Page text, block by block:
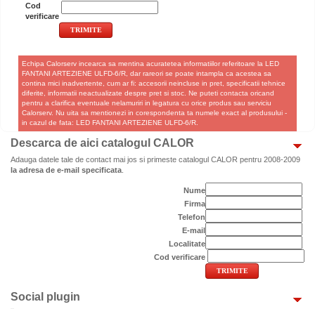
Cod
verificare
Echipa Calorserv incearca sa mentina acuratetea informatiilor referitoare la LED
FANTANI ARTEZIENE ULFD-6/R, dar rareori se poate intampla ca acestea sa
contina mici inadvertente, cum ar fi: accesorii neincluse in pret, specificatii tehnice
diferite, informatii neactualizate despre pret si stoc. Ne puteti contacta oricand
pentru a clarifica eventuale nelamuriri in legatura cu orice produs sau serviciu
Calorserv. Nu uita sa mentionezi in corespondenta ta numele exact al produsului -
in cazul de fata: LED FANTANI ARTEZIENE ULFD-6/R.
Descarca de aici catalogul CALOR
Adauga datele tale de contact mai jos si primeste catalogul CALOR pentru 2008-2009
la adresa de e-mail specificata
Nume
Firma
Telefon
E-mail
Localitate
Cod verificare
Social plugin